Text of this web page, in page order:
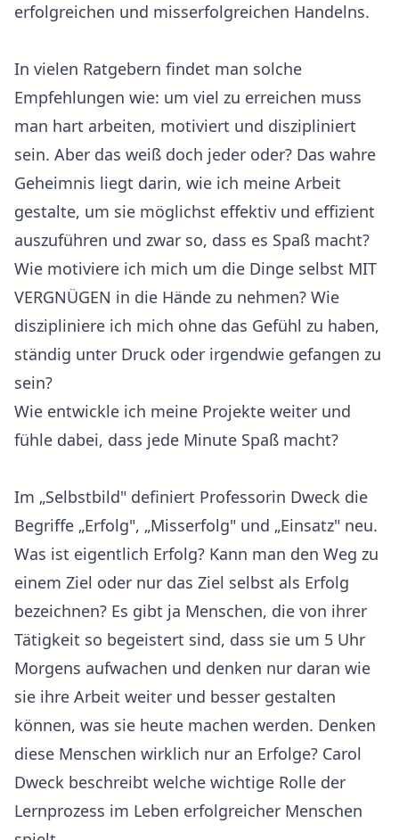
erfolgreichen und misserfolgreichen Handelns.
In vielen Ratgebern findet man solche
Empfehlungen wie: um viel zu erreichen muss
man hart arbeiten, motiviert und diszipliniert
sein. Aber das weiß doch jeder oder? Das wahre
Geheimnis liegt darin, wie ich meine Arbeit
gestalte, um sie möglichst effektiv und effizient
auszuführen und zwar so, dass es Spaß macht?
Wie motiviere ich mich um die Dinge selbst MIT
VERGNÜGEN in die Hände zu nehmen? Wie
diszipliniere ich mich ohne das Gefühl zu haben,
ständig unter Druck oder irgendwie gefangen zu
sein?
Wie entwickle ich meine Projekte weiter und
fühle dabei, dass jede Minute Spaß macht?
Im „Selbstbild" definiert Professorin Dweck die
Begriffe „Erfolg", „Misserfolg" und „Einsatz" neu.
Was ist eigentlich Erfolg? Kann man den Weg zu
einem Ziel oder nur das Ziel selbst als Erfolg
bezeichnen? Es gibt ja Menschen, die von ihrer
Tätigkeit so begeistert sind, dass sie um 5 Uhr
Morgens aufwachen und denken nur daran wie
sie ihre Arbeit weiter und besser gestalten
können, was sie heute machen werden. Denken
diese Menschen wirklich nur an Erfolge? Carol
Dweck beschreibt welche wichtige Rolle der
Lernprozess im Leben erfolgreicher Menschen